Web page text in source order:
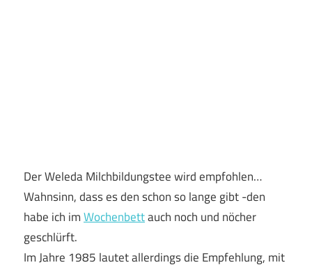
Der Weleda Milchbildungstee wird empfohlen…
Wahnsinn, dass es den schon so lange gibt -den
habe ich imWochenbettauch noch und nöcher
geschlürft.
Im Jahre 1985 lautet allerdings die Empfehlung, mit